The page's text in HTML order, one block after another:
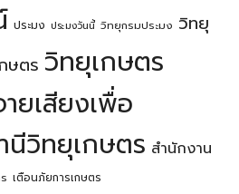
ประมง ประมงวันนี้ วิทยุกรมประมง วิทยุ
ษตร วิทยุเกษตร
ยเสียงเพื่อ
นีวิทยุเกษตร สำนักงาน
เตือนภัยการเกษตร